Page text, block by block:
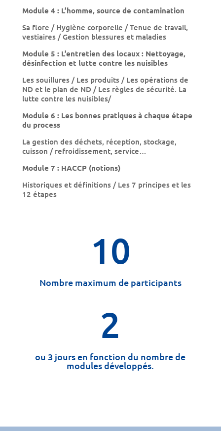
Module 4 : L’homme, source de contamination
Sa flore / Hygiène corporelle / Tenue de travail,
vestiaires / Gestion blessures et maladies
Module 5 : L’entretien des locaux : Nettoyage,
désinfection et lutte contre les nuisibles
Les souillures / Les produits / Les opérations de
ND et le plan de ND / Les règles de sécurité. La
lutte contre les nuisibles/
Module 6 : Les bonnes pratiques à chaque étape
du process
La gestion des déchets, réception, stockage,
cuisson / refroidissement, service…
Module 7 : HACCP (notions)
Historiques et définitions / Les 7 principes et les
12 étapes
10
Nombre maximum de participants
2
ou 3 jours en fonction du nombre de
modules développés.